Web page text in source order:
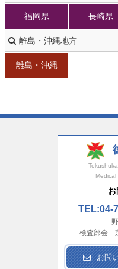
福岡県 長崎県
離島・沖縄地方
離島・沖縄
TEL:04-
検査部会
お問